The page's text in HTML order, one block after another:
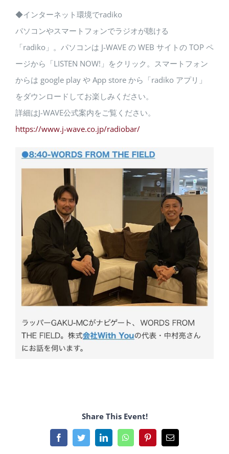
◆インターネット環境でradiko
パソコンやスマートフォンでラジオが聴ける
「radiko」。パソコンは J-WAVE の WEB サイトの TOP ペ
ージから「LISTEN NOW!」をクリック。スマートフォン
からは google play や App store から「radiko アプリ」
をダウンロードしてお楽しみください。
詳細はJ-WAVE公式案内をご覧ください。
https://www.j-wave.co.jp/radiobar/
Share This Event!
FacebookTwitterLinkedInWhatsAppPinterest
電